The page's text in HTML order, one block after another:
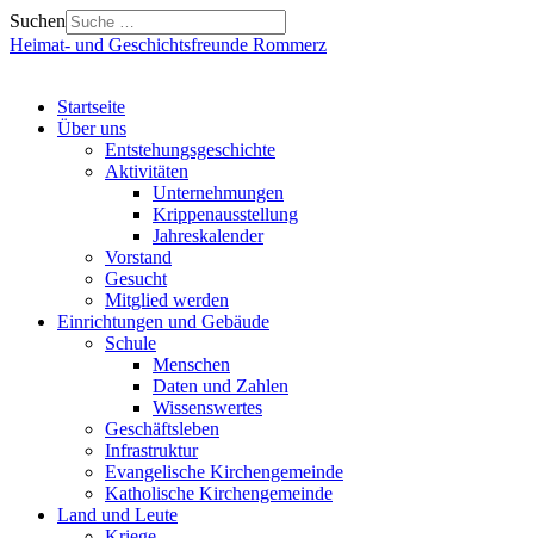
Suchen
Heimat- und Geschichtsfreunde Rommerz
Startseite
Über uns
Entstehungsgeschichte
Aktivitäten
Unternehmungen
Krippenausstellung
Jahreskalender
Vorstand
Gesucht
Mitglied werden
Einrichtungen und Gebäude
Schule
Menschen
Daten und Zahlen
Wissenswertes
Geschäftsleben
Infrastruktur
Evangelische Kirchengemeinde
Katholische Kirchengemeinde
Land und Leute